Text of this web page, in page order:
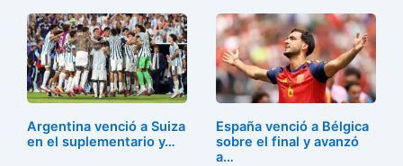
Argentina venció a Suiza
en el suplementario y…
España venció a Bélgica
sobre el final y avanzó
a…